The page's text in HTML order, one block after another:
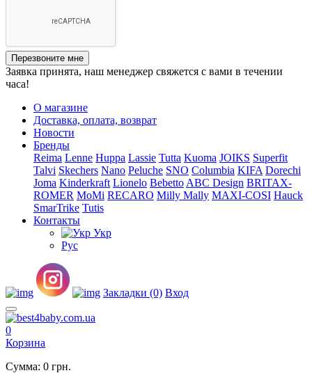
Перезвоните мне
Заявка принята, наш менеджер свяжется с вами в течении
часа!
О магазине
Доставка, оплата, возврат
Новости
Бренды
Reima Lenne Huppa Lassie Tutta Kuoma JOIKS Superfit
Talvi Skechers Nano Peluche SNO Columbia KIFA Dorechi
Joma Kinderkraft Lionelo Bebetto ABC Design BRITAX-
ROMER MoMi RECARO Milly Mally MAXI-COSI Hauck
SmarTrike Tutis
Контакты
Укр
Рус
Закладки (0) Вход
0
Корзина
Сумма: 0 грн.